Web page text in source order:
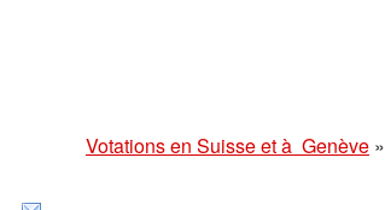
Votations en Suisse et à Genève»